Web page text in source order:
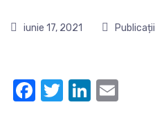
iunie 17, 2021 Publicații
Facebook
TwitterLinkedIn